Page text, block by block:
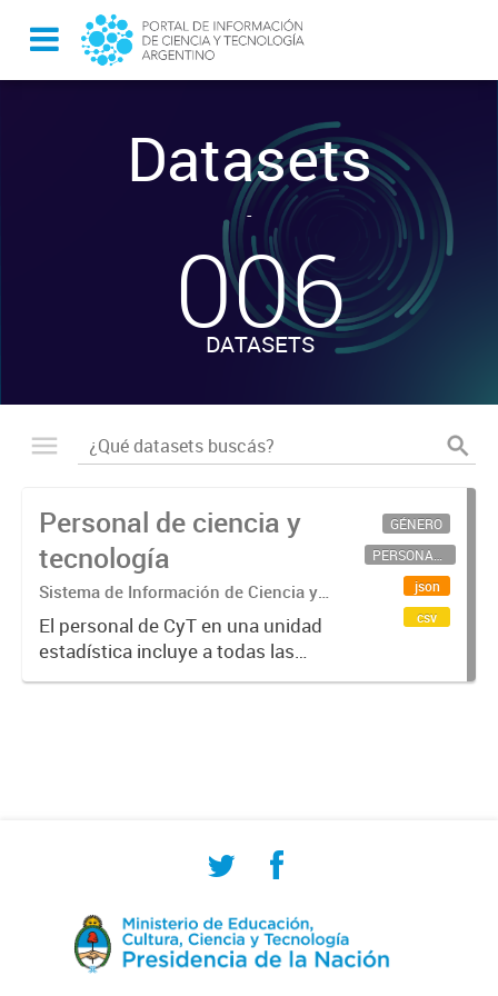
Datasets
-
006
DATASETS
Personal de ciencia y
tecnología
Sistema de Información de Ciencia y
Tecnología Argentino (SICYTAR)
El personal de CyT en una unidad
estadística incluye a todas las
personas involucradas
GÉNERO
PERSONAL CIENTÍFICO-TECNOLÓGICO
json
csv